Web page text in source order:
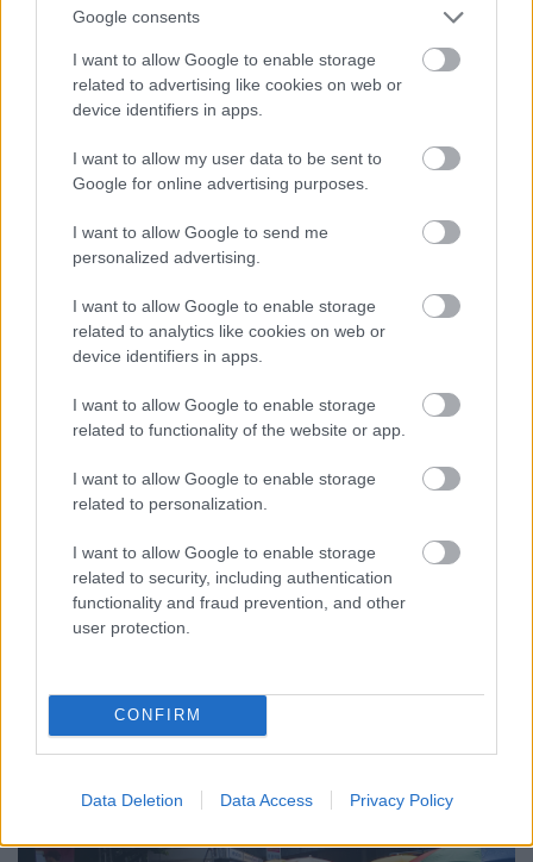
Google consents
I want to allow Google to enable storage
related to advertising like cookies on web or
device identifiers in apps.
I want to allow my user data to be sent to
Google for online advertising purposes.
I want to allow Google to send me
personalized advertising.
I want to allow Google to enable storage
related to analytics like cookies on web or
device identifiers in apps.
I want to allow Google to enable storage
related to functionality of the website or app.
I want to allow Google to enable storage
related to personalization.
I want to allow Google to enable storage
related to security, including authentication
functionality and fraud prevention, and other
user protection.
CONFIRM
Data Deletion Data Access Privacy Policy